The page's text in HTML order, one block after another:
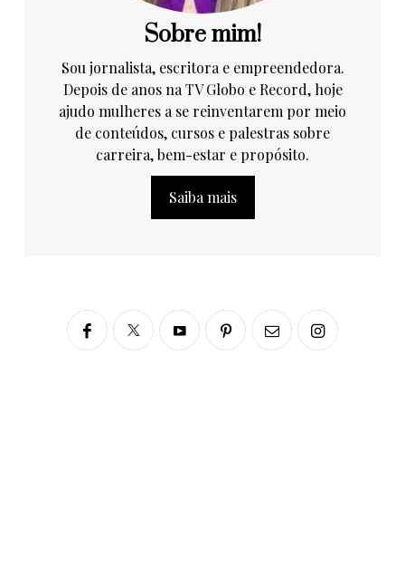
Sobre mim!
Sou jornalista, escritora e empreendedora.
Depois de anos na TV Globo e Record, hoje
ajudo mulheres a se reinventarem por meio
de conteúdos, cursos e palestras sobre
carreira, bem-estar e propósito.
Saiba mais